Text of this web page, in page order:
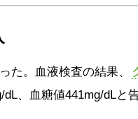
た。血液検査の結果、
dL、血糖値441mg/dLと